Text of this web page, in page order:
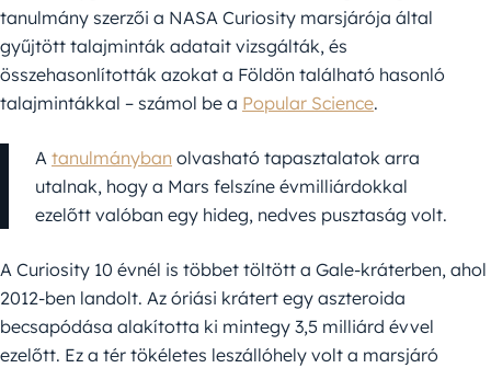
tanulmány szerzői a NASA Curiosity marsjárója által
gyűjtött talajminták adatait vizsgálták, és
összehasonlították azokat a Földön található hasonló
talajmintákkal – számol be a Popular Science.
A tanulmányban olvasható tapasztalatok arra
utalnak, hogy a Mars felszíne évmilliárdokkal
ezelőtt valóban egy hideg, nedves pusztaság volt.
A Curiosity 10 évnél is többet töltött a Gale-kráterben, ahol
2012-ben landolt. Az óriási krátert egy aszteroida
becsapódása alakította ki mintegy 3,5 milliárd évvel
ezelőtt. Ez a tér tökéletes leszállóhely volt a marsjáró